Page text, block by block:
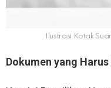
Ilustrasi Kotak
Dokumen yang